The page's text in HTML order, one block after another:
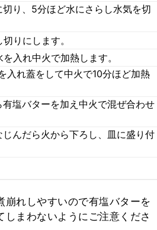
り、5分ほど水にさらし水気を切
りにします。
入れ中火で加熱します。
入れ蓋をして中火で10分ほど加熱
塩バターを加え中火で混ぜ合わせ
んだら火から下ろし、皿に盛り付
崩れしやすいので有塩バターを
しまわないようにご注意くださ